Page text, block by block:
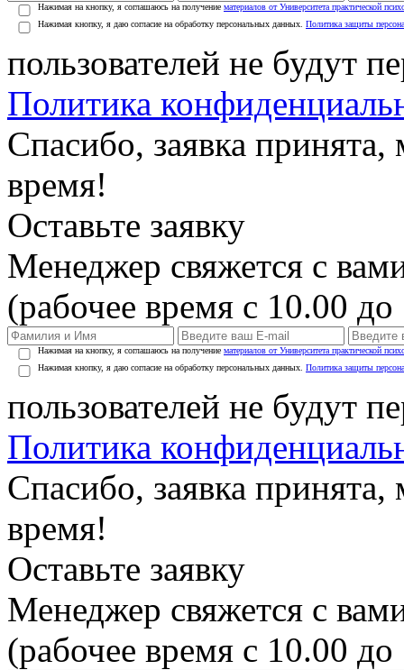
Нажимая на кнопку, я соглашаюсь на получение материалов от Университета практической
Нажимая кнопку, я даю согласие на обработку персональных данных. Политика защиты
пользователей не будут
Политика
Спасибо, заявка
время!
Оставьте заявку
Менеджер свяжется с
(рабочее время с 10.00
Нажимая на кнопку, я соглашаюсь на получение материалов от Университета практической
Нажимая кнопку, я даю согласие на обработку персональных данных. Политика защиты
пользователей не будут
Политика
Спасибо, заявка
время!
Оставьте заявку
Менеджер свяжется с
(рабочее время с 10.00